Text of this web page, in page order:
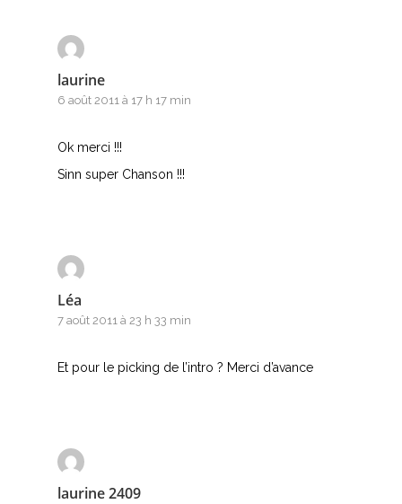
laurine
6 août 2011 à 17 h 17 min
Ok merci !!!
Sinn super Chanson !!!
Léa
7 août 2011 à 23 h 33 min
Et pour le picking de l’intro ? Merci d’avance
laurine 2409